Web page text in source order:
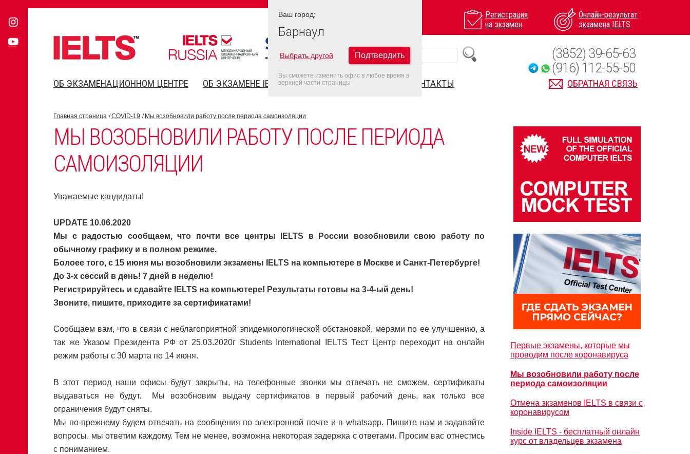
Регистрация
на экзамен
Онлайн-результат
экзамена IELTS
ОБ ЭКЗАМЕНАЦИОННОМ ЦЕНТРЕ ОБ ЭКЗАМЕНЕ IELTS FAQ ДАТЫ IELTS 2022 КОНТАКТЫ ОБРАТНАЯ СВЯЗЬ
(3852) 39-65-63
(916) 112-55-50
Главная страница COVID-19 Мы возобновили работу после периода самоизоляции
МЫ ВОЗОБНОВИЛИ РАБОТУ ПОСЛЕ ПЕРИОДА
САМОИЗОЛЯЦИИ
Уважаемые кандидаты!
UPDATE 10.06.2020
Мы с радостью сообщаем, что почти все центры IELTS в России возобновили свою работу по
обычному графику и в полном режиме.
Болоее того, с 15 июня мы возобновили экзамены IELTS на компьютере в Москве и Санкт-Петербурге!
До 3-х сессий в день! 7 дней в неделю!
Регистрируйтесь и сдавайте IELTS на компьютере! Результаты готовы на 3-4-ый день!
Звоните, пишите, приходите за сертификатами!
Сообщаем вам, что в связи с неблагоприятной эпидемиологической обстановкой, мерами по ее улучшению, а
так же Указом Президента РФ от 25.03.2020г Students International IELTS Тест Центр переходит на онлайн
режим работы с 30 марта по 14 июня.
В этот период наши офисы будут закрыты, на телефонные звонки мы отвечать не сможем, сертификаты
выдаваться не будут. Мы возобновим выдачу сертификатов в первый рабочий день, как только все
ограничения будут сняты.
Мы по-прежнему будем отвечать на сообщения по электронной почте и в whatsapp. Пишите нам и задавайте
вопросы, мы ответим каждому. Тем не менее, возможна некоторая задержка с ответами. Просим ваc отнестись
с пониманием.
Первые экзамены, которые мы
проводим после коронавируса
Мы возобновили работу после
периода самоизоляции
Отмена экзаменов IELTS в связи с
коронавирусом
Inside IELTS - бесплатный онлайн
курс от владельцев экзамена
Ваш город:
Барнаул
Выбрать другой Подтвердить
Вы сможете изменить офис в любое время в
верхней части страницы